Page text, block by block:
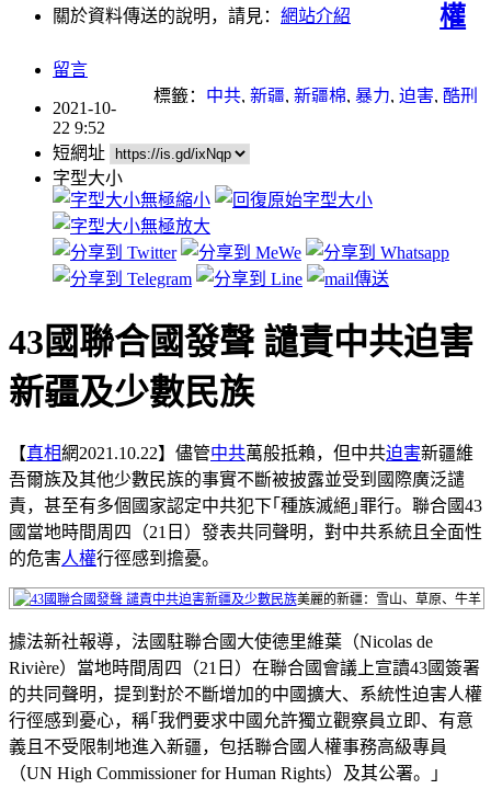
關於資料傳送的說明，請見： 網站介紹
權
留言
標籤： 中共, 新疆, 新疆棉, 暴力, 迫害, 酷刑
2021-10-
22 9:52
短網址
字型大小
43國聯合國發聲 譴責中共迫害
新疆及少數民族
【真相網2021.10.22】儘管中共萬般抵賴，但中共迫害新疆維
吾爾族及其他少數民族的事實不斷被披露並受到國際廣泛譴
責，甚至有多個國家認定中共犯下｢種族滅絕｣罪行。聯合國43
國當地時間周四（21日）發表共同聲明，對中共系統且全面性
的危害人權行徑感到擔憂。
美麗的新疆：雪山、草原、牛羊
據法新社報導，法國駐聯合國大使德里維葉（Nicolas de
Rivière）當地時間周四（21日）在聯合國會議上宣讀43國簽署
的共同聲明，提到對於不斷增加的中國擴大、系統性迫害人權
行徑感到憂心，稱｢我們要求中國允許獨立觀察員立即、有意
義且不受限制地進入新疆，包括聯合國人權事務高級專員
（UN High Commissioner for Human Rights）及其公署。｣